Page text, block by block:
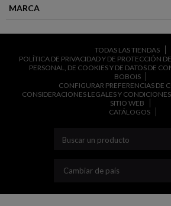
MARCA
TODAS LAS TIENDAS
POLÍTICA DE PRIVACIDAD Y DE PROTECCIÓN
PERSONAL, DE COOKIES Y DE DATOS DE
BOBOIS
CONFIGURAR PREFERENCIAS DE
CONSIDERACIONES LEGALES Y
SITIO WEB
CATÁLOGOS
Cambiar de país